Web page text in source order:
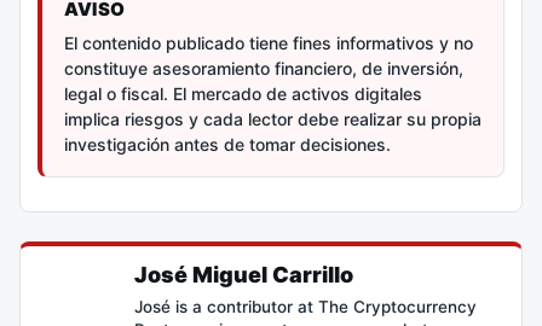
AVISO
El contenido publicado tiene fines informativos y no
constituye asesoramiento financiero, de inversión,
legal o fiscal. El mercado de activos digitales
implica riesgos y cada lector debe realizar su propia
investigación antes de tomar decisiones.
José Miguel Carrillo
José is a contributor at The Cryptocurrency